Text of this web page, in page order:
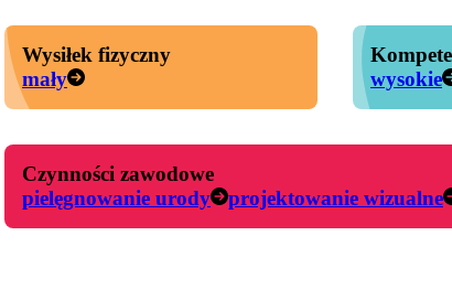
Wysiłek fizyczny
mały
wysokie
Czynności zawodowe
pielęgnowanie urody
projektowanie wizualne